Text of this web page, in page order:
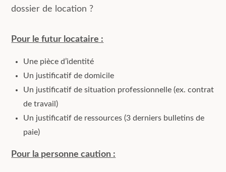
dossier de location ?
Pour le futur locataire :
Une pièce d’identité
Un justificatif de domicile
Un justificatif de situation professionnelle (ex. contrat
de travail)
Un justificatif de ressources (3 derniers bulletins de
paie)
Pour la personne caution :